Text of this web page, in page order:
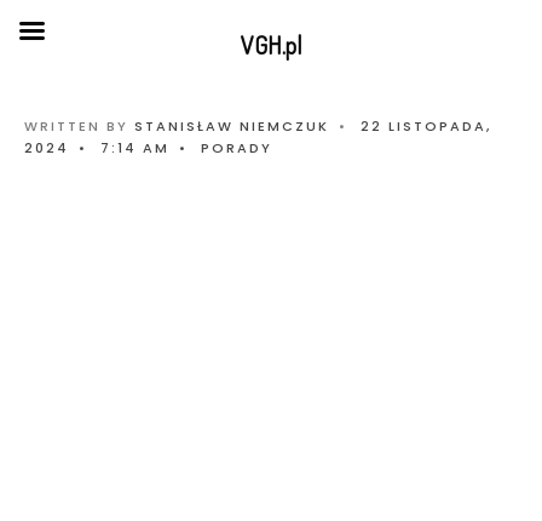
WRITTEN BY STANISŁAW NIEMCZUK •
22 LISTOPADA,
2024
• 7:14 AM • PORADY
VGH.pl